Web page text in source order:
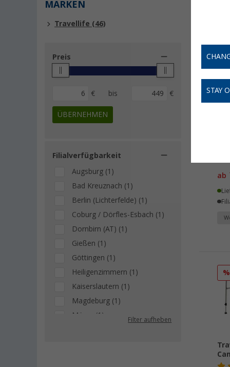
MARKEN
Travellife (46)
Preis
€ bis €
ÜBERNEHMEN
Filialverfügbarkeit
Augsburg (1)
Bad Kreuznach (1)
Berlin (Lichterfelde) (1)
Coburg / Dörfles-Esbach (1)
Dornbirn (AT) (1)
Gießen (1)
Göttingen (1)
Heiligenzimmern (1)
Kaiserslautern (1)
Magdeburg (1)
Möser (1)
Filter aufheben
%
ab
%
STAY